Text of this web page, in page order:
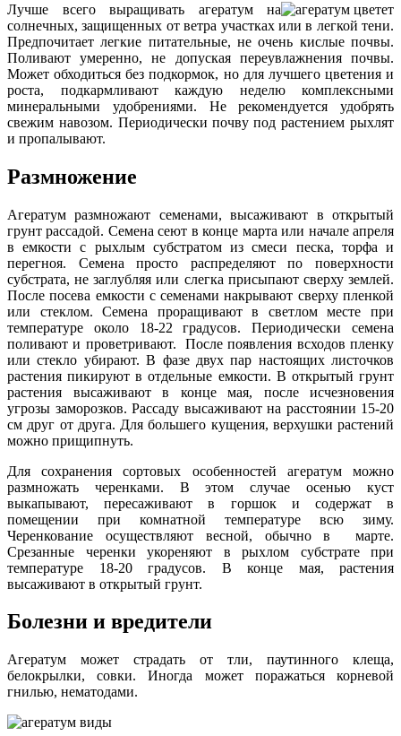
Лучше всего выращивать агератум на
солнечных, защищенных от ветра участках или в легкой тени.
Предпочитает легкие питательные, не очень кислые почвы.
Поливают умеренно, не допуская переувлажнения почвы.
Может обходиться без подкормок, но для лучшего цветения и
роста, подкармливают каждую неделю комплексными
минеральными удобрениями. Не рекомендуется удобрять
свежим навозом. Периодически почву под растением рыхлят
и пропалывают.
Размножение
Агератум размножают семенами, высаживают в открытый
грунт рассадой. Семена сеют в конце марта или начале апреля
в емкости с рыхлым субстратом из смеси песка, торфа и
перегноя. Семена просто распределяют по поверхности
субстрата, не заглубляя или слегка присыпают сверху землей.
После посева емкости с семенами накрывают сверху пленкой
или стеклом. Семена проращивают в светлом месте при
температуре около 18-22 градусов. Периодически семена
поливают и проветривают. После появления всходов пленку
или стекло убирают. В фазе двух пар настоящих листочков
растения пикируют в отдельные емкости. В открытый грунт
растения высаживают в конце мая, после исчезновения
угрозы заморозков. Рассаду высаживают на расстоянии 15-20
см друг от друга. Для большего кущения, верхушки растений
можно прищипнуть.
Для сохранения сортовых особенностей агератум можно
размножать черенками. В этом случае осенью куст
выкапывают, пересаживают в горшок и содержат в
помещении при комнатной температуре всю зиму.
Черенкование осуществляют весной, обычно в марте.
Срезанные черенки укореняют в рыхлом субстрате при
температуре 18-20 градусов. В конце мая, растения
высаживают в открытый грунт.
Болезни и вредители
Агератум может страдать от тли, паутинного клеща,
белокрылки, совки. Иногда может поражаться корневой
гнилью, нематодами.